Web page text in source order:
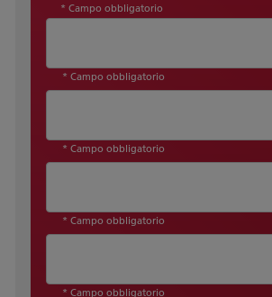
* Campo obbligatorio
* Campo obbligatorio
* Campo obbligatorio
* Campo obbligatorio
* Campo obbligatorio